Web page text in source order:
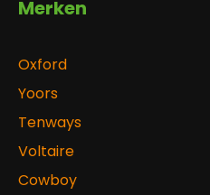
Merken
Oxford
Yoors
Tenways
Voltaire
Cowboy